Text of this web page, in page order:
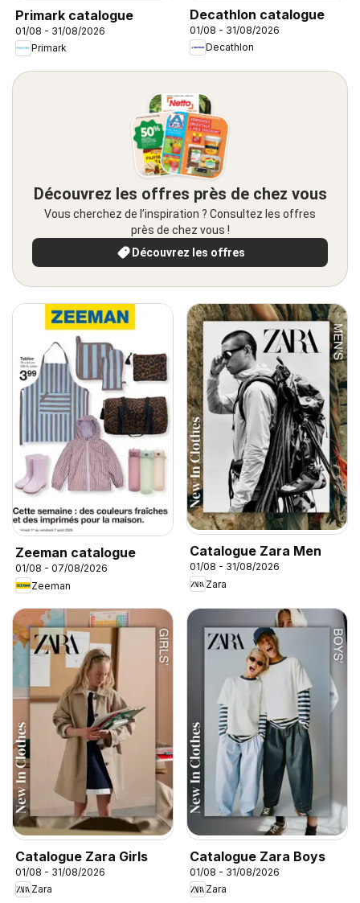
Primark catalogue
01/08 - 31/08/2026
Primark
Decathlon catalogue
01/08 - 31/08/2026
Decathlon
Découvrez les offres près de chez vous
Vous cherchez de l’inspiration ? Consultez les offres
près de chez vous !
Découvrez les offres
Zeeman catalogue
01/08 - 07/08/2026
Zeeman
Catalogue Zara Men
01/08 - 31/08/2026
Zara
Catalogue Zara Girls
01/08 - 31/08/2026
Zara
Catalogue Zara Boys
01/08 - 31/08/2026
Zara